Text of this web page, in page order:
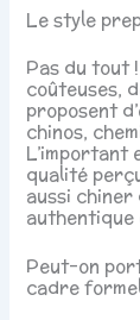
Le style
Pas du tout
coûteuses,
proposent
chinos,
L’important
qualité
aussi chiner
authentique
Peut-on
cadre